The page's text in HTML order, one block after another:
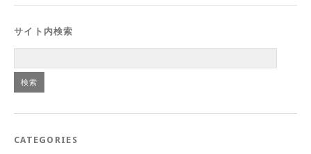
サイト内検索
CATEGORIES